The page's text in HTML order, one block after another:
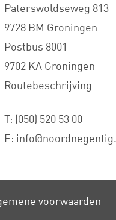
Paterswoldseweg 813
9728 BM Groningen
Postbus 8001
9702 KA Groningen
Routebeschrijving
T: (050) 520 53 00
E:
voorwaarden